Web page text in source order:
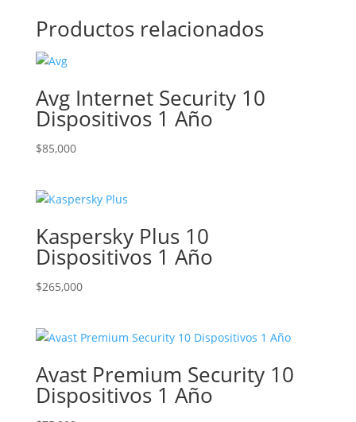
Productos relacionados
Avg Internet Security 10
Dispositivos 1 Año
$85,000
Kaspersky Plus 10
Dispositivos 1 Año
$265,000
Avast Premium Security 10
Dispositivos 1 Año